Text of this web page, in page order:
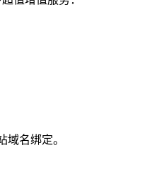
名绑定。